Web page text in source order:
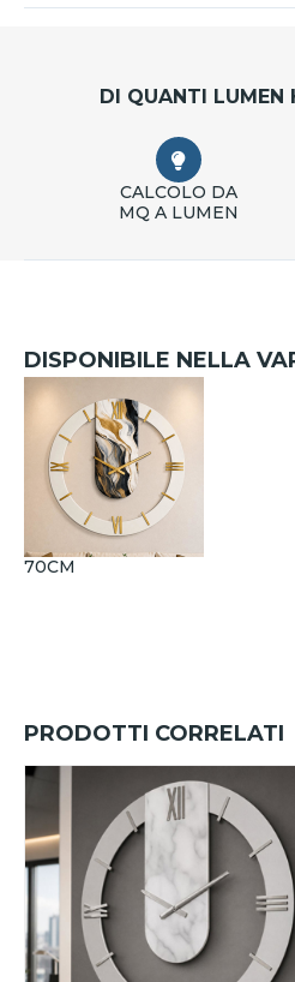
DI QUANTI LUMEN
CALCOLO DA
MQ A LUMEN
DISPONIBILE NELLA
70CM
PRODOTTI CORRELATI